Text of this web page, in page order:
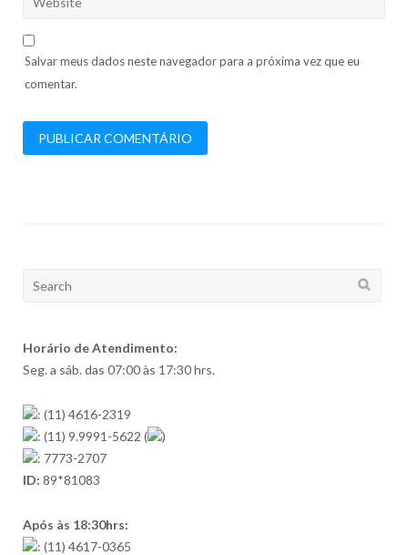
Salvar meus dados neste navegador para a próxima vez que eu
comentar.
Search
Horário de Atendimento:
Seg. a sáb. das 07:00 às 17:30 hrs.
: (11) 4616-2319
: (11) 9.9991-5622 (
)
: 7773-2707
ID: 89*81083
Após às 18:30hrs:
: (11) 4617-0365